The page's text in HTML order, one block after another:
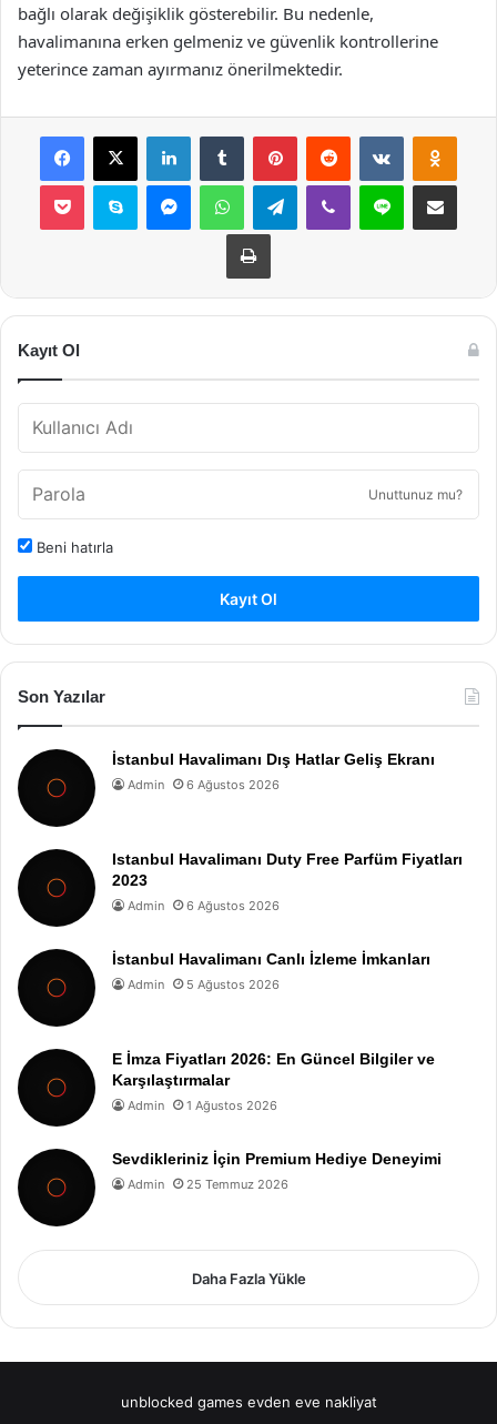
bağlı olarak değişiklik gösterebilir. Bu nedenle,
havalimanına erken gelmeniz ve güvenlik kontrollerine
yeterince zaman ayırmanız önerilmektedir.
Facebook
X LinkedInTumblr PinterestReddit VKontakte
Pocket Skype MessengerWhatsAppTelegramViber Line E-Posta ile
Yazdır
Kayıt Ol
Unuttunuz mu?
Beni hatırla
Kayıt Ol
Son Yazılar
İstanbul Havalimanı Dış Hatlar Geliş Ekranı
Admin 6 Ağustos 2026
Istanbul Havalimanı Duty Free Parfüm Fiyatları
2023
Admin 6 Ağustos 2026
İstanbul Havalimanı Canlı İzleme İmkanları
Admin 5 Ağustos 2026
E İmza Fiyatları 2026: En Güncel Bilgiler ve
Karşılaştırmalar
Admin 1 Ağustos 2026
Sevdikleriniz İçin Premium Hediye Deneyimi
Admin 25 Temmuz 2026
Daha Fazla Yükle
unblocked games evden eve nakliyat